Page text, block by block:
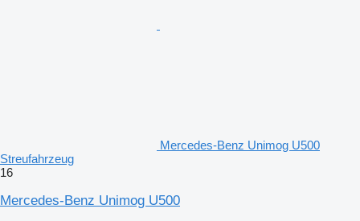
Mercedes-Benz Unimog U500
Streufahrzeug
16
Mercedes-Benz Unimog U500